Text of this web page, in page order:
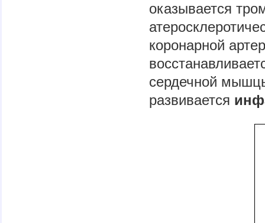
оказывается
коронарной
сердечной
развивается